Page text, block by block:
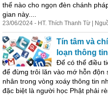
thế nào cho ngọn đèn chánh
gian này....
23/06/2024 - HT. Thích Thanh Từ |
Tín tâm và
loạn thông tin
Để có thể điều
để đừng trôi lăn vào mớ hỗn độn
nhân trong vòng xoáy thông tin
đặc biệt là người học Phật phải